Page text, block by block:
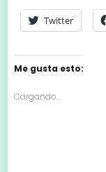
Twitter
Me gusta esto:
Cargando...